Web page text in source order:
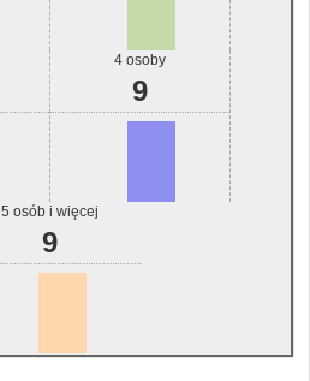
4 osoby
9
5 osób i więcej
9